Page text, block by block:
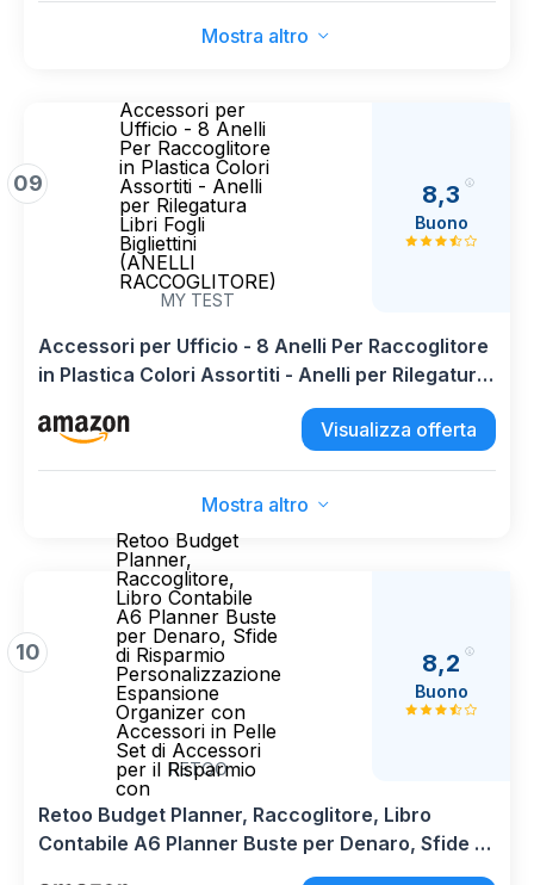
Mostra altro
09
Accessori per
Ufficio - 8 Anelli
Per Raccoglitore
in Plastica Colori
Assortiti - Anelli
per Rilegatura
Libri Fogli
Bigliettini
(ANELLI
RACCOGLITORE)
MY TEST
8,3
Buono
Accessori per Ufficio - 8 Anelli Per Raccoglitore
in Plastica Colori Assortiti - Anelli per Rilegatura
Libri Fogli Bigliettini (ANELLI RACCOGLITORE)
Visualizza offerta
Mostra altro
10
Retoo Budget
Planner,
Raccoglitore,
Libro Contabile
A6 Planner Buste
per Denaro, Sfide
di Risparmio
Personalizzazione
Espansione
Organizer con
Accessori in Pelle
Set di Accessori
per il Risparmio
con
RETOO
8,2
Buono
Retoo Budget Planner, Raccoglitore, Libro
Contabile A6 Planner Buste per Denaro, Sfide di
Risparmio Personalizzazione Espansione